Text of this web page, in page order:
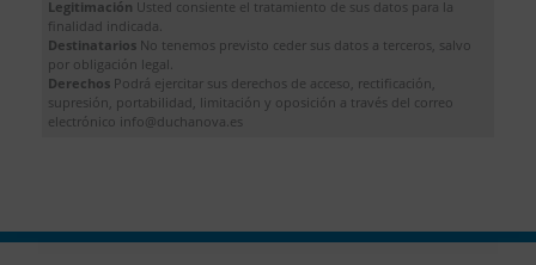
Legitimación Usted consiente el tratamiento de sus datos para la
finalidad indicada.
Destinatarios No tenemos previsto ceder sus datos a terceros, salvo
por obligación legal.
Derechos Podrá ejercitar sus derechos de acceso, rectificación,
supresión, portabilidad, limitación y oposición a través del correo
electrónico info@duchanova.es